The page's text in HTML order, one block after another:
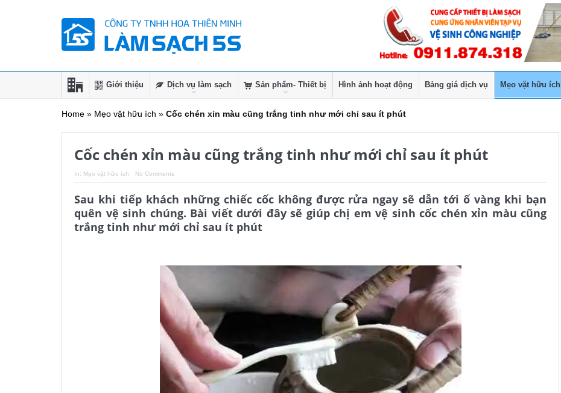
Giới thiệu Dịch vụ làm sạch Sản phẩm- Thiết bị Hình ảnh hoạt động Bảng giá dịch vụ Mẹo vặt hữu ích
Home » Mẹo vặt hữu ích » Cốc chén xỉn màu cũng trắng tinh như mới chỉ sau ít phút
Cốc chén xỉn màu cũng trắng tinh như mới chỉ sau ít phút
In: Mẹo vặt hữu ích No Comments
Sau khi tiếp khách những chiếc cốc không được rửa ngay sẽ dẫn tới ố vàng khi bạn
quên vệ sinh chúng. Bài viết dưới đây sẽ giúp chị em vệ sinh cốc chén xỉn màu cũng
trắng tinh như mới chỉ sau ít phút